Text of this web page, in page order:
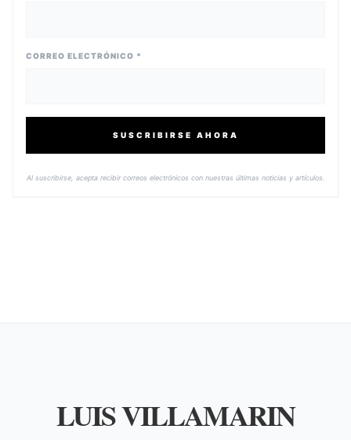
CORREO ELECTRÓNICO *
SUSCRIBIRSE AHORA
Al suscribirse, acepta recibir correos electrónicos con nuestras últimas noticias y artículos.
LUIS VILLAMARIN